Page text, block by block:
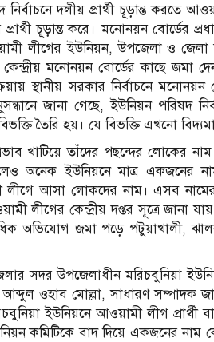
দলীয় প্রার্থী চূড়ান্ত করতে
চূড়ান্ত করে। মনোনয়ন বোর্ডের
লীগের ইউনিয়ন, উপজেলা ও
কেন্দ্রীয় মনোনয়ন বোর্ডের কাছে
স্থানীয় সরকার নির্বাচনে
জানা গেছে, ইউনিয়ন পরিষদ
তৈরি হয়। যে বিভক্তি এখনো
খাটিয়ে তাঁদের পছন্দের লোকের নাম
অনেক ইউনিয়নে মাত্র একজনের
লীগে আসা লোকদের নাম। এসব নামের
লীগের কেন্দ্রীয় দপ্তর সূত্রে জানা
অভিযোগ জমা পড়ে পটুয়াখালী,
সদর উপজেলাধীন মরিচবুনিয়া
ওহাব মোল্লা, সাধারণ সম্পাদক
ইউনিয়নে আওয়ামী লীগ প্রার্থী
কমিটিকে বাদ দিয়ে একজনের নাম